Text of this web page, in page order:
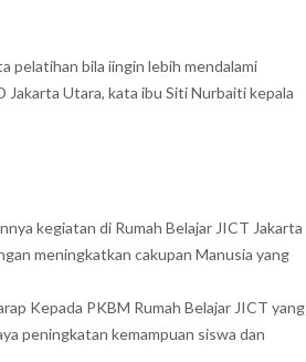
pelatihan bila iingin lebih mendalami
Utara, kata ibu Siti Nurbaiti kepala
kegiatan di Rumah Belajar JICT Jakarta
meningkatkan cakupan Manusia yang
Kepada PKBM Rumah Belajar JICT yang
peningkatan kemampuan siswa dan